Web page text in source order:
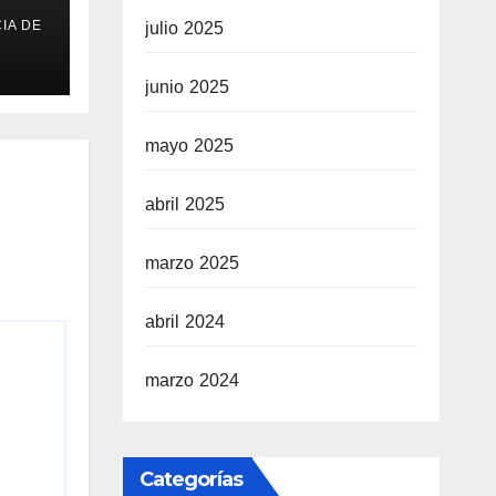
DE julio 2025
junio 2025
mayo 2025
abril 2025
marzo 2025
abril 2024
marzo 2024
Categorías